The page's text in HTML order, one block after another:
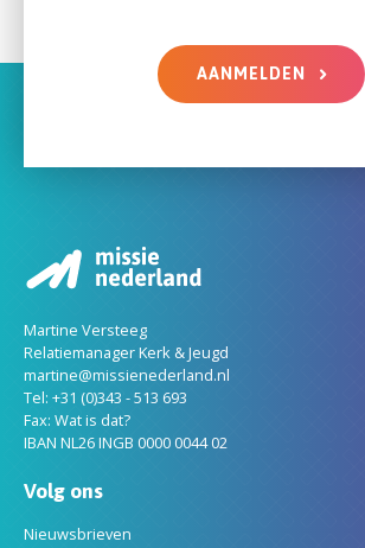
AANMELDEN
Martine Versteeg
Relatiemanager Kerk & Jeugd
martine@missienederland.nl
Tel: +31 (0)343 - 513 693
Fax: Wat is dat?
IBAN NL26 INGB 0000 0044 02
Volg ons
Nieuwsbrieven